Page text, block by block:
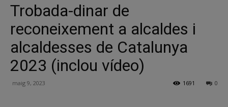
Trobada-dinar de
reconeixement a alcaldes i
alcaldesses de Catalunya
2023 (inclou vídeo)
maig 9, 2023 0
1691